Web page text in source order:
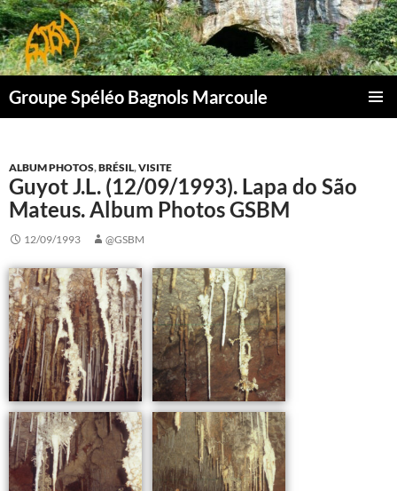
Aller
au
contenu
Groupe Spéléo Bagnols Marcoule
ALBUM PHOTOS,BRÉSIL,VISITE
Guyot J.L. (12/09/1993). Lapa do São
Mateus. Album Photos GSBM
12/09/1993 @GSBM